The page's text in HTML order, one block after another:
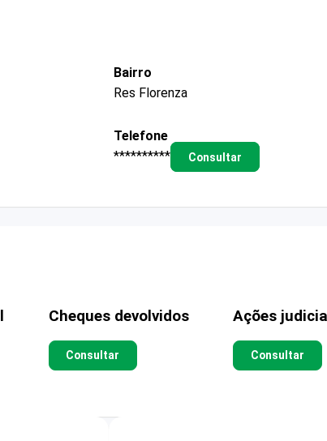
Bairro
Res Florenza
Telefone
**********
Consultar
Cheques devolvidos
Consultar
Ações
Consultar